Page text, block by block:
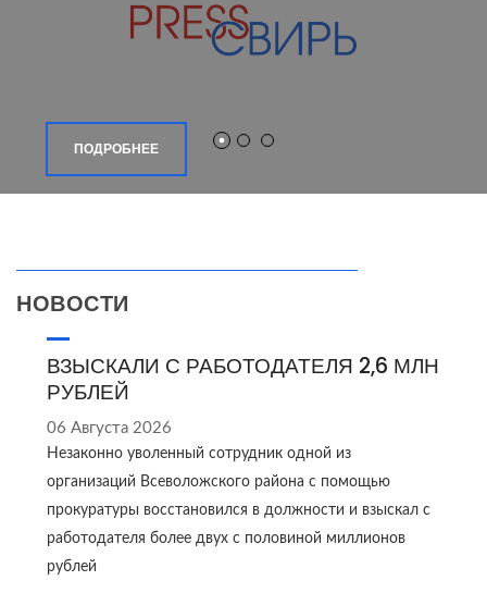
ПОДРОБНЕЕ
НОВОСТИ
ВЗЫСКАЛИ С РАБОТОДАТЕЛЯ 2,6 МЛН
РУБЛЕЙ
06 Августа 2026
Незаконно уволенный сотрудник одной из
организаций Всеволожского района с помощью
прокуратуры восстановился в должности и взыскал с
работодателя более двух с половиной миллионов
рублей